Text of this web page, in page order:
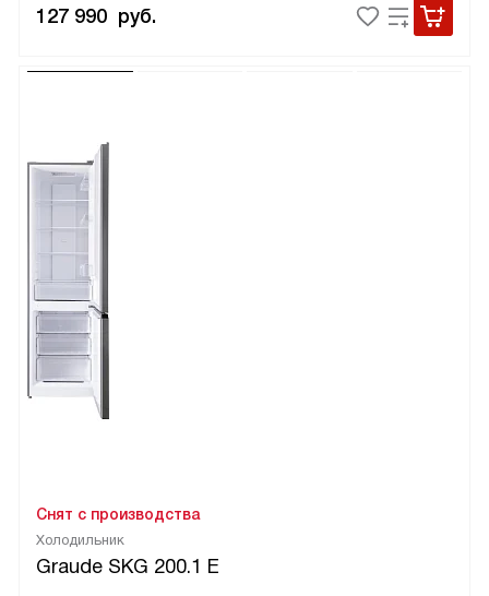
127 990 руб.
Холодильник
Graude SKG 200.1 E
Снят с производства